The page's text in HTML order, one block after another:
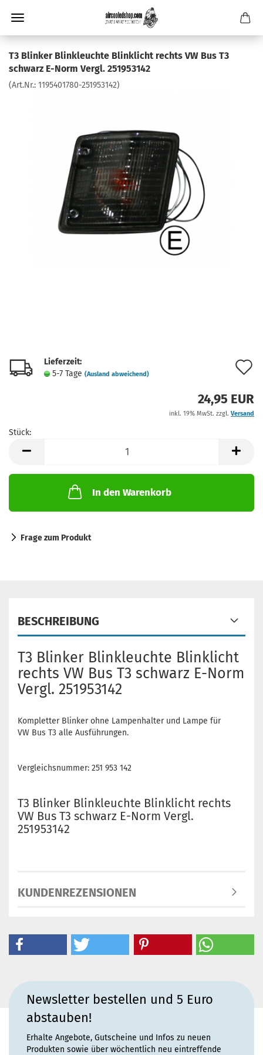
T3 Blinker Blinkleuchte Blinklicht rechts VW Bus T3
schwarz E-Norm Vergl. 251953142
(Art.Nr.: 1195401780-251953142)
Lieferzeit:
5-7 Tage (Ausland abweichend)
24,95 EUR
inkl. 19% MwSt. zzgl. Versand
Stück:
In den Warenkorb
Frage zum Produkt
BESCHREIBUNG
T3 Blinker Blinkleuchte Blinklicht
rechts VW Bus T3 schwarz E-Norm
Vergl. 251953142
Kompletter Blinker ohne Lampenhalter und Lampe für
VW Bus T3 alle Ausführungen.
Vergleichsnummer: 251 953 142
T3 Blinker Blinkleuchte Blinklicht rechts
VW Bus T3 schwarz E-Norm Vergl.
251953142
KUNDENREZENSIONEN
Newsletter bestellen und 5 Euro
abstauben!
Erhalte Angebote, Gutscheine und Infos zu neuen
Produkten sowie über wöchentlich neu eintreffende